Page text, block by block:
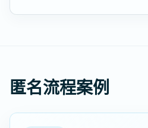
匿名流程案例